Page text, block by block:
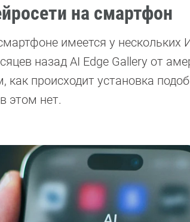
на смартфон
имеется у
назад AI Edge Gallery от
происходит установка
этом нет.